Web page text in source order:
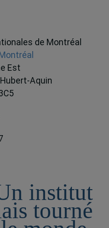
de Montréal
Est
Aquin
institut
tourné